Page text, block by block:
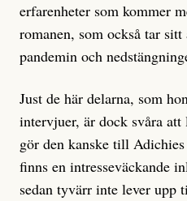
erfarenheter som kommer
romanen, som också tar
pandemin och
Just de här delarna, som
intervjuer, är dock svåra att
gör den kanske till
finns en intresseväckande
sedan tyvärr inte lever upp